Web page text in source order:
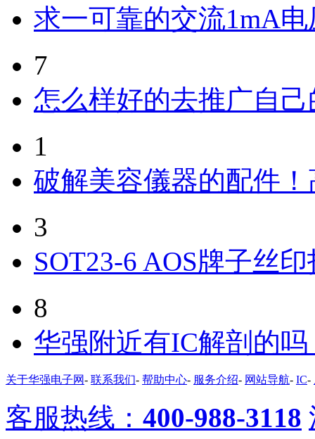
求一可靠的交流1mA
7
怎么样好的去推广自
1
破解美容儀器的配件
3
SOT23-6 AOS牌子丝
8
华强附近有IC解剖的
关于华强电子网- 联系我们- 帮助中心- 服务介绍- 网站导航- IC-
客服热线： 400-988-3118